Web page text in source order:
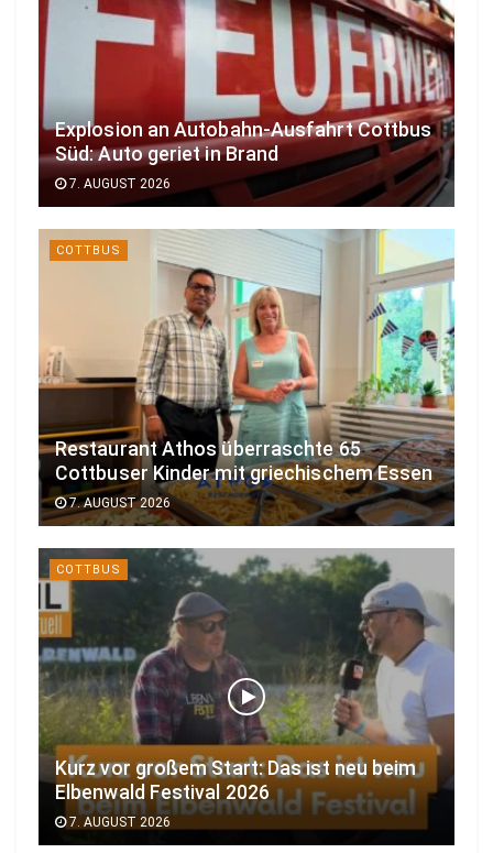
Explosion an Autobahn-Ausfahrt Cottbus
Süd: Auto geriet in Brand
7. AUGUST 2026
COTTBUS
Restaurant Athos überraschte 65
Cottbuser Kinder mit griechischem Essen
7. AUGUST 2026
COTTBUS
Kurz vor großem Start: Das ist neu beim
Elbenwald Festival 2026
7. AUGUST 2026